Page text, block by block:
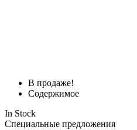
В продаже!
Содержимое
In Stock
Специальные предложения